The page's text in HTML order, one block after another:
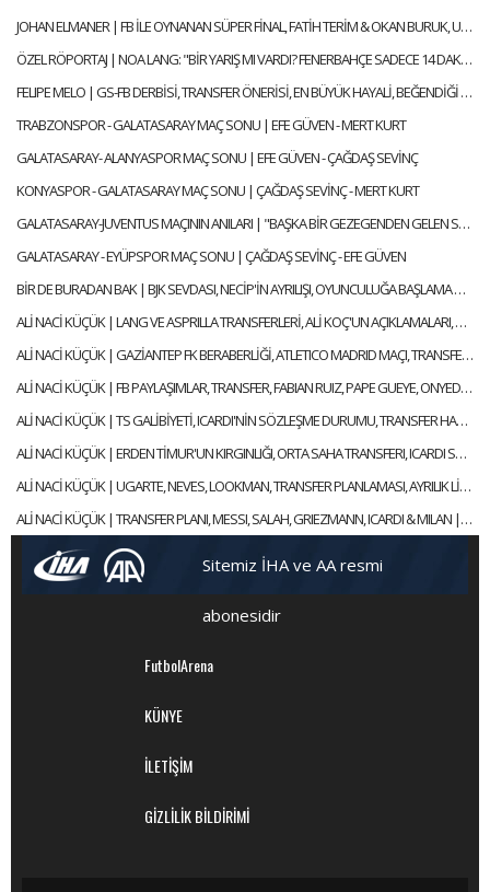
JOHAN ELMANER | FB İLE OYNANAN SÜPER FİNAL, FATİH TERİM & OKAN BURUK, UĞURCAN ÇAKIR MI? MUSLERA MI?
ÖZEL RÖPORTAJ | NOA LANG: "BİR YARIŞ MI VARDI? FENERBAHÇE SADECE 14 DAKİKA LİDER OLDU"
FELIPE MELO | GS-FB DERBİSİ, TRANSFER ÖNERİSİ, EN BÜYÜK HAYALİ, BEĞENDİĞİ FENERBAHÇELİ
TRABZONSPOR - GALATASARAY MAÇ SONU | EFE GÜVEN - MERT KURT
GALATASARAY- ALANYASPOR MAÇ SONU | EFE GÜVEN - ÇAĞDAŞ SEVİNÇ
KONYASPOR - GALATASARAY MAÇ SONU | ÇAĞDAŞ SEVİNÇ - MERT KURT
GALATASARAY-JUVENTUS MAÇININ ANILARI | "BAŞKA BİR GEZEGENDEN GELEN SNEIJDER'İN GOLÜYLE TURU GEÇTİK"
GALATASARAY - EYÜPSPOR MAÇ SONU | ÇAĞDAŞ SEVİNÇ - EFE GÜVEN
BİR DE BURADAN BAK | BJK SEVDASI, NECİP'İN AYRILIŞI, OYUNCULUĞA BAŞLAMA HİKAYESİ | FEYYAZ ŞERİFOĞLU
ALİ NACİ KÜÇÜK | LANG VE ASPRILLA TRANSFERLERİ, ALİ KOÇ'UN AÇIKLAMALARI, OULAI | GÜNDEM GALATASARAY
ALİ NACİ KÜÇÜK | GAZİANTEP FK BERABERLİĞİ, ATLETICO MADRID MAÇI, TRANSFER | GÜNDEM GALATASARAY
ALİ NACİ KÜÇÜK | FB PAYLAŞIMLAR, TRANSFER, FABIAN RUIZ, PAPE GUEYE, ONYEDIKA | GÜNDEM GALATASARAY
ALİ NACİ KÜÇÜK | TS GALİBİYETİ, ICARDI'NİN SÖZLEŞME DURUMU, TRANSFER HABERLERİ | GÜNDEM GALATASARAY
ALİ NACİ KÜÇÜK | ERDEN TİMUR'UN KIRGINLIĞI, ORTA SAHA TRANSFERI, ICARDI SÜRECİ | GÜNDEM GALATASARAY
ALİ NACİ KÜÇÜK | UGARTE, NEVES, LOOKMAN, TRANSFER PLANLAMASI, AYRILIK LİSTESİ | GÜNDEM GALATASARAY
ALİ NACİ KÜÇÜK | TRANSFER PLANI, MESSI, SALAH, GRIEZMANN, ICARDI & MILAN | GÜNDEM GALATASARAY
Sitemiz İHA ve AA resmi
abonesidir
FutbolArena
KÜNYE
İLETİŞİM
GİZLİLİK BİLDİRİMİ